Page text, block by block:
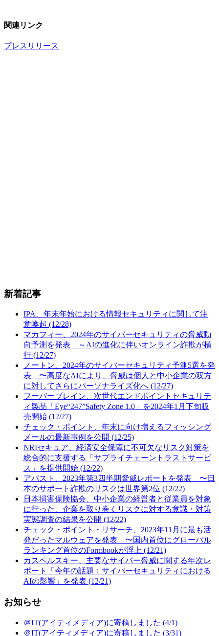
関連リンク
プレスリリース
新着記事
IPA、年末年始における情報セキュリティに関して注
意喚起 (12/28)
マカフィー、2024年のサイバーセキュリティの脅威動
向予測を発表 ～AIの進化に伴いオンライン詐欺が横
行 (12/27)
ノートン、2024年のサイバーセキュリティ予測5選を発
表 〜高度なAIにより、脅威は個人と中小企業の双方
に対してさらにパーソナライズ化へ (12/27)
フーバーブレイン、次世代エンドポイントセキュリテ
ィ製品「Eye“247”Safety Zone 1.0」を2024年1月下旬販
売開始 (12/27)
チェック・ポイント、年末に向け増えるフィッシング
メールの最新事例を公開 (12/25)
NRIセキュア、経済安全保障に不可欠なリスク対策を
総合的に支援する「サプライチェーントラストサービ
ス」を提供開始 (12/22)
アバスト、2023年第3四半期脅威レポートを発表 〜日
本のサポート詐欺のリスクは世界第2位 (12/22)
日本損害保険協会、中小企業の経営者と従業員を対象
に行った、企業を取り巻くリスクに対する意識・対策
実態調査の結果を公開 (12/22)
チェック・ポイント・リサーチ、2023年11月に最も活
発だったマルウェアを発表 〜国内首位にグローバル
ランキング首位のFormbookが浮上 (12/21)
カスペルスキー、主要なサイバー脅威に関する年次レ
ポート「今年の話題：サイバーセキュリティにおける
AIの影響」を発表 (12/21)
お知らせ
＠IT(アイティメディア)に寄稿しました (4/1)
＠IT(アイティメディア)に寄稿しました (3/31)